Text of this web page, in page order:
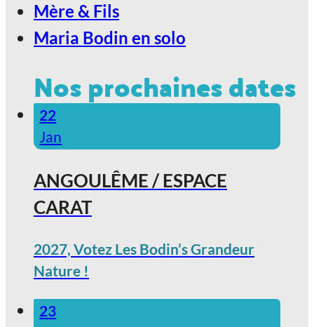
Mère & Fils
Maria Bodin en solo
Nos prochaines dates
22
Jan
ANGOULÊME / ESPACE
CARAT
2027, Votez Les Bodin’s Grandeur
Nature !
23